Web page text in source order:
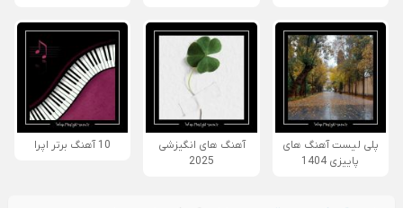
پلی لیست آهنگ های
پاییزی 1404
آهنگ های انگیزشی
2025
10 آهنگ برتر اپرا